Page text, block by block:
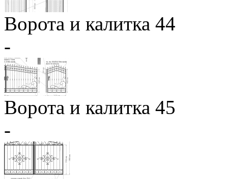
Ворота и калитка 44
-
Ворота и калитка 45
-